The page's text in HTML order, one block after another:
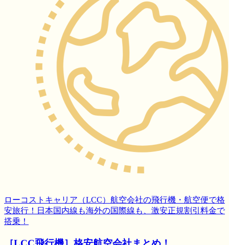
ローコストキャリア（LCC）航空会社の飛行機・航空便で格
安旅行！日本国内線も海外の国際線も、激安正規割引料金で
搭乗！